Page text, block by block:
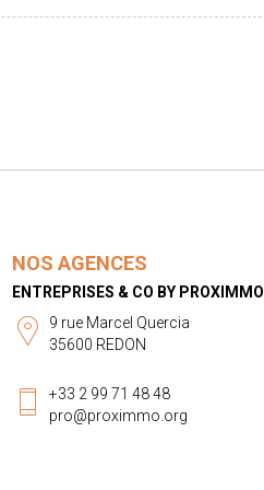
NOS AGENCES
ENTREPRISES & CO BY PROXIMMO
9 rue Marcel Quercia
35600 REDON
+33 2 99 71 48 48
pro@proximmo.org